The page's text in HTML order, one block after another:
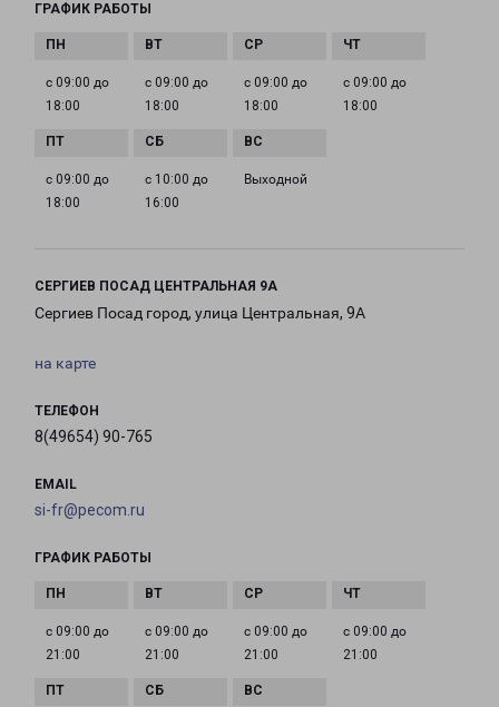
ГРАФИК РАБОТЫ
с 09:00 до
18:00
с 09:00 до
18:00
с 09:00 до
18:00
с 09:00 до
18:00
с 09:00 до
18:00
с 10:00 до
16:00
Выходной
СЕРГИЕВ ПОСАД ЦЕНТРАЛЬНАЯ 9А
Сергиев Посад город, улица Центральная, 9А
на карте
ТЕЛЕФОН
8(49654) 90-765
EMAIL
si-fr@pecom.ru
ГРАФИК РАБОТЫ
с 09:00 до
21:00
с 09:00 до
21:00
с 09:00 до
21:00
с 09:00 до
21:00